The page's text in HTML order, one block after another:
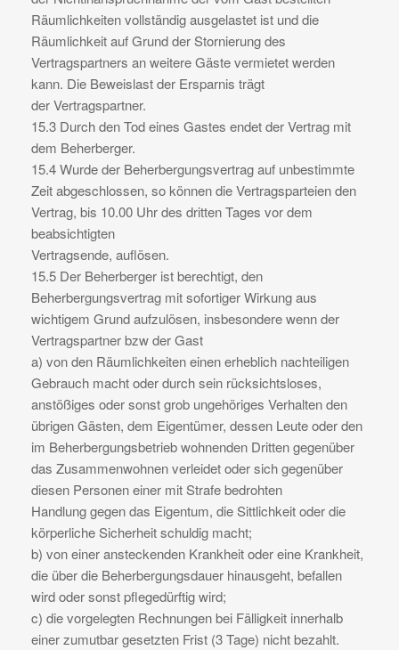
Räumlichkeiten vollständig ausgelastet ist und die
Räumlichkeit auf Grund der Stornierung des
Vertragspartners an weitere Gäste vermietet werden
kann. Die Beweislast der Ersparnis trägt
der Vertragspartner.
15.3 Durch den Tod eines Gastes endet der Vertrag mit
dem Beherberger.
15.4 Wurde der Beherbergungsvertrag auf unbestimmte
Zeit abgeschlossen, so können die Vertragsparteien den
Vertrag, bis 10.00 Uhr des dritten Tages vor dem
beabsichtigten
Vertragsende, auflösen.
15.5 Der Beherberger ist berechtigt, den
Beherbergungsvertrag mit sofortiger Wirkung aus
wichtigem Grund aufzulösen, insbesondere wenn der
Vertragspartner bzw der Gast
a) von den Räumlichkeiten einen erheblich nachteiligen
Gebrauch macht oder durch sein rücksichtsloses,
anstößiges oder sonst grob ungehöriges Verhalten den
übrigen Gästen, dem Eigentümer, dessen Leute oder den
im Beherbergungsbetrieb wohnenden Dritten gegenüber
das Zusammenwohnen verleidet oder sich gegenüber
diesen Personen einer mit Strafe bedrohten
Handlung gegen das Eigentum, die Sittlichkeit oder die
körperliche Sicherheit schuldig macht;
b) von einer ansteckenden Krankheit oder eine Krankheit,
die über die Beherbergungsdauer hinausgeht, befallen
wird oder sonst pflegedürftig wird;
c) die vorgelegten Rechnungen bei Fälligkeit innerhalb
einer zumutbar gesetzten Frist (3 Tage) nicht bezahlt.